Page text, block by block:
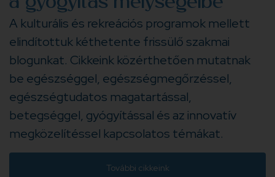
A kulturális és rekreációs programok mellett
elindítottuk kéthetente frissülő szakmai
blogunkat. Cikkeink közérthetően mutatnak
be egészséggel, egészségmegőrzéssel,
egészségtudatos magatartással,
betegséggel, gyógyítással és az innovatív
megközelítéssel kapcsolatos témákat.
További cikkeink